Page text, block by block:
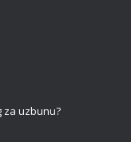
za uzbunu?